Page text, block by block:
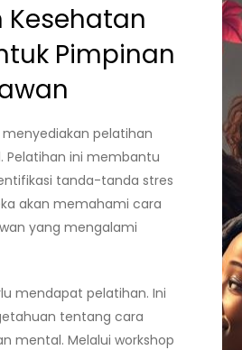
Kesehatan
Pimpinan
pelatihan
Pelatihan ini membantu
tanda-tanda stres
akan memahami cara
yang mengalami
mendapat pelatihan. Ini
tentang cara
mental. Melalui workshop